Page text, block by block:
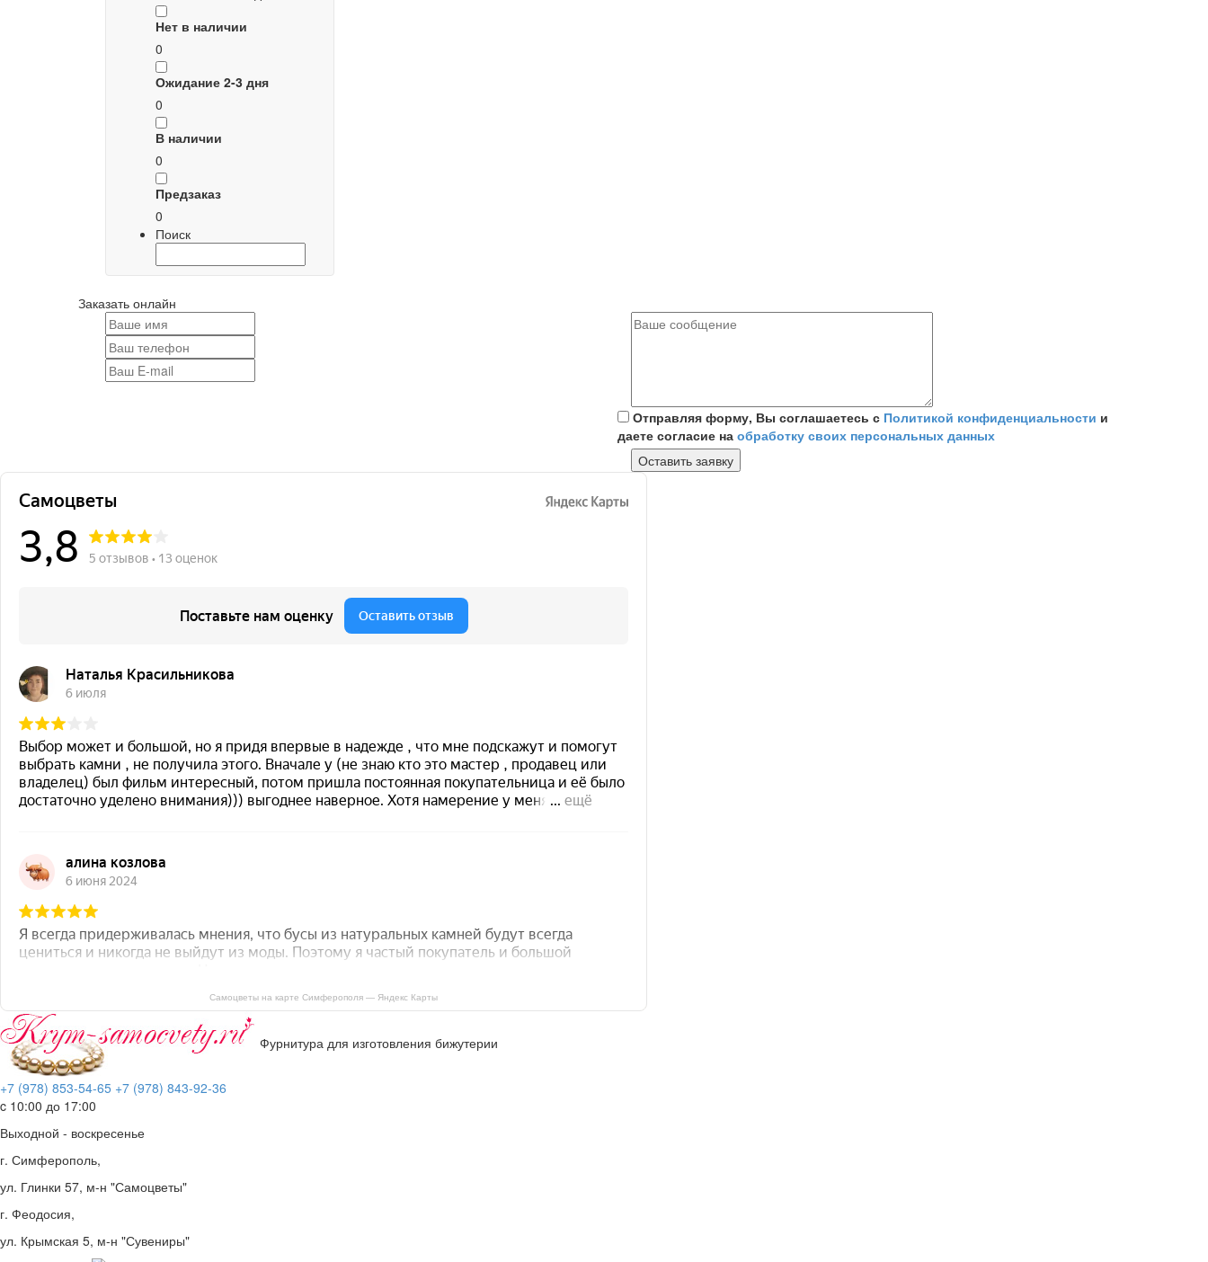
Нет в наличии
0
Ожидание 2-3 дня
0
В наличии
0
Предзаказ
0
Поиск
Заказать онлайн
Отправляя форму, Вы соглашаетесь с Политикой конфиденциальности и
даете согласие на обработку своих персональных данных
Самоцветы на карте Симферополя — Яндекс Карты
Фурнитура для изготовления бижутерии
+7 (978) 853-54-65 +7 (978) 843-92-36
c 10:00 до 17:00
Выходной - воскресенье
г. Симферополь,
ул. Глинки 57, м-н "Самоцветы"
г. Феодосия,
ул. Крымская 5, м-н "Сувениры"